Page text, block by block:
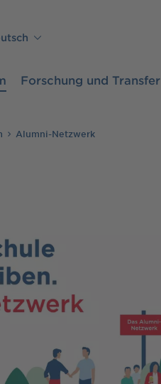
Forschung und Transfer
Alumni-Netzwerk